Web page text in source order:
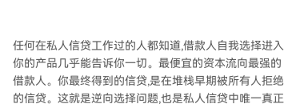
任何在私人信贷工作过的人都知道,借款人自我选择进入
你的产品几乎能告诉你一切。最便宜的资本流向最强的
借款人。你最终得到的信贷,是在堆栈早期被所有人拒绝
的信贷。这就是逆向选择问题,也是私人信贷中唯一真正